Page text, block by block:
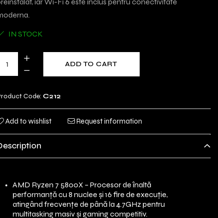
IN STOCK
ADD TO CART
Code: C212
Add to wishlist Request information
AMD Ryzen 7 5800X – Procesor de înaltă
performanță cu 8 nuclee și 16 fire de execuție,
atingând frecvențe de până la 4.7GHz pentru
multitasking masiv și gaming competitiv.